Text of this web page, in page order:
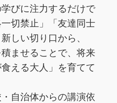
びに注力するだけで
切禁止」「友達同士
しい切り口から、
積ませることで、将来
える大人」を育てて
自治体からの講演依